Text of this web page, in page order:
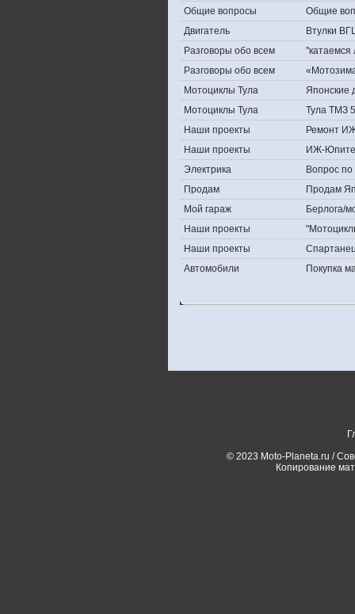
Общие вопросы
Общие
Двигатель
Втулки
Разговоры обо всем
Разговоры обо всем
Мотоциклы Тула
Японские
Мотоциклы Тула
Тула ТМЗ
Наши проекты
Ремонт
Наши проекты
ИЖ-
Электрика
Вопрос по
Продам
Продам
Мой гараж
Берлога/
Наши проекты
Наши проекты
Автомобили
Покупка
© 2023 Moto-Planeta.ru /
Копирование